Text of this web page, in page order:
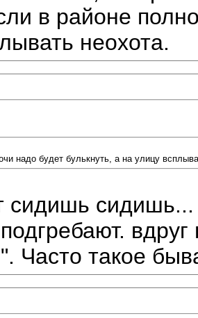
в районе
неохота.
надо будет булькнуть, а на улицу
сидишь сидишь...
Часто такое